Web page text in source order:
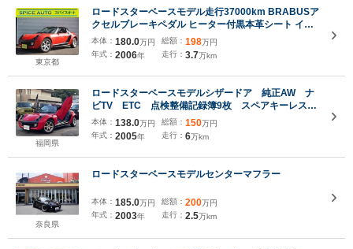
東京都
ロードスターベースモデル走行37000km BRABUSア
クセルブレーキペダル ヒーター付黒本革シート イン
タークーラー付ターボ 6速MTモード付AT パドルシフ
ト 電動ソフトトップ
本体： 180.0万円
年式： 2006年
総額： 198万円
走行： 3.7万km
福岡県
ロードスターベースモデルシザードア 純正AW ナ
ビTV ETC 点検整備記録簿9枚 スペアキーレスキ
ー付
本体： 138.0万円
年式： 2005年
総額： 150万円
走行： 6万km
奈良県
ロードスターベースモデルセンターマフラー
本体： 185.0万円
年式： 2003年
総額： 200万円
走行： 2.5万km